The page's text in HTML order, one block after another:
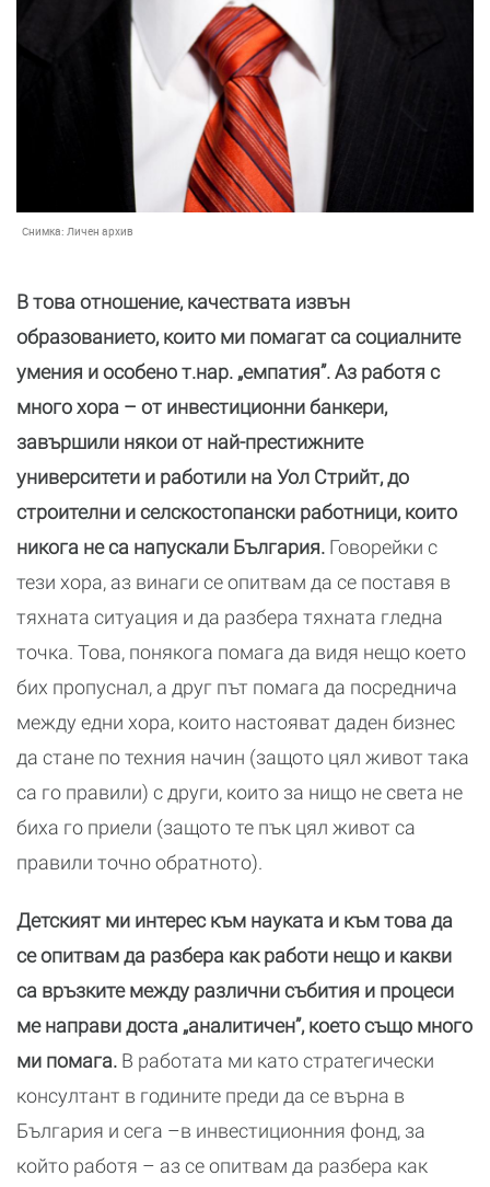
Снимка: Личен архив
В това отношение, качествата извън
образованието, които ми помагат са социалните
умения и особено т.нар. „емпатия”. Аз работя с
много хора – от инвестиционни банкери,
завършили някои от най-престижните
университети и работили на Уол Стрийт, до
строителни и селскостопански работници, които
никога не са напускали България. Говорейки с
тези хора, аз винаги се опитвам да се поставя в
тяхната ситуация и да разбера тяхната гледна
точка. Това, понякога помага да видя нещо което
бих пропуснал, а друг път помага да посреднича
между едни хора, които настояват даден бизнес
да стане по техния начин (защото цял живот така
са го правили) с други, които за нищо не света не
биха го приели (защото те пък цял живот са
правили точно обратното).
Детският ми интерес към науката и към това да
се опитвам да разбера как работи нещо и какви
са връзките между различни събития и процеси
ме направи доста „аналитичен”, което също много
ми помага. В работата ми като стратегически
консултант в годините преди да се върна в
България и сега –в инвестиционния фонд, за
който работя – аз се опитвам да разбера как